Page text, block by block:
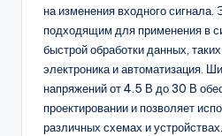
на изменения входного сигнала.
подходящим для применения в
быстрой обработки данных,
электроника и автоматизация.
напряжений от 4.5 В до 30 В
проектировании и позволяет
различных схемах и устройствах.